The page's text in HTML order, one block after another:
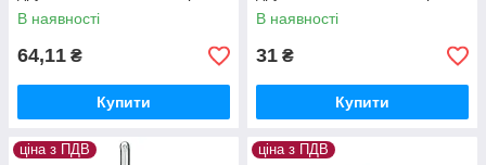
В наявності
64,11 ₴
Купити
В наявності
31 ₴
Купити
ціна з ПДВ ціна з ПДВ